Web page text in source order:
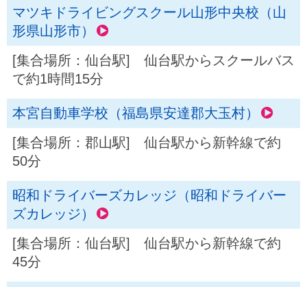
マツキドライビングスクール山形中央校（山
形県山形市）
[集合場所：仙台駅] 仙台駅からスクールバス
で約1時間15分
本宮自動車学校（福島県安達郡大玉村）
[集合場所：郡山駅] 仙台駅から新幹線で約
50分
昭和ドライバーズカレッジ（昭和ドライバー
ズカレッジ）
[集合場所：仙台駅] 仙台駅から新幹線で約
45分